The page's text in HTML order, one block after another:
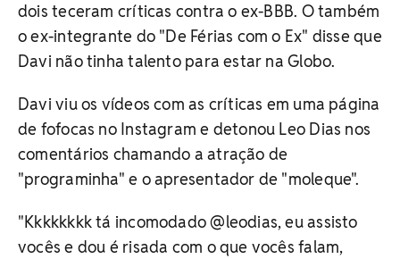
dois teceram críticas contra o ex-BBB. O também
o ex-integrante do "De Férias com o Ex" disse que
Davi não tinha talento para estar na Globo.
Davi viu os vídeos com as críticas em uma página
de fofocas no Instagram e detonou Leo Dias nos
comentários chamando a atração de
"programinha" e o apresentador de "moleque".
"Kkkkkkkk tá incomodado @leodias, eu assisto
vocês e dou é risada com o que vocês falam,